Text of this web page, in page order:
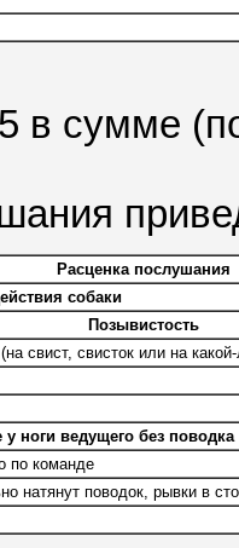
сумме
Расценка послушания
собаки
Позывистость
свист, свисток или на
ноги ведущего без
по команде
натянут поводок, рывки в